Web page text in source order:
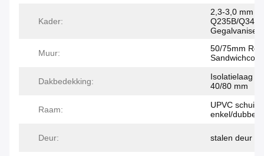
Kader:
2,3-3,0 mm
Q235B/
Muur:
50/75mm
Dakbedekking:
Isolatielaag
40/80 mm
Raam:
UPVC
enkel/dubbel
Deur: stalen deur